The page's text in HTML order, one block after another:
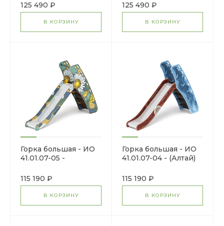
125 490 ₽
В КОРЗИНУ
125 490 ₽
В КОРЗИНУ
Горка большая - ИО
41.01.07-05 -
115 190 ₽
В КОРЗИНУ
Горка большая - ИО
41.01.07-04 - (Алтай)
115 190 ₽
В КОРЗИНУ